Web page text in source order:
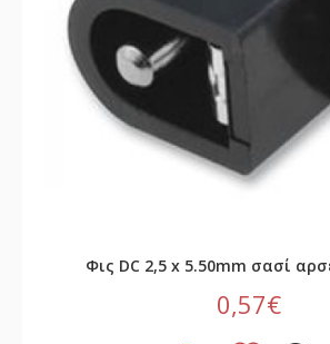
Φις DC 2,5 x 5.50mm σασί
0,57€